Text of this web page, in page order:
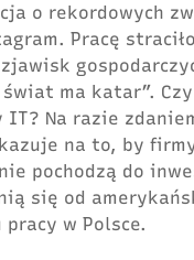
o rekordowych
Pracę straciło
ma katar”.
Na razie
na to, by
pochodzą do
się od
w Polsce.